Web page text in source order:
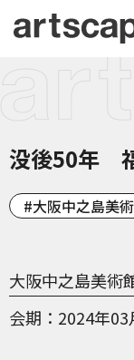
没後50年
大阪中之島美
大阪中之島美術
会期
2024年